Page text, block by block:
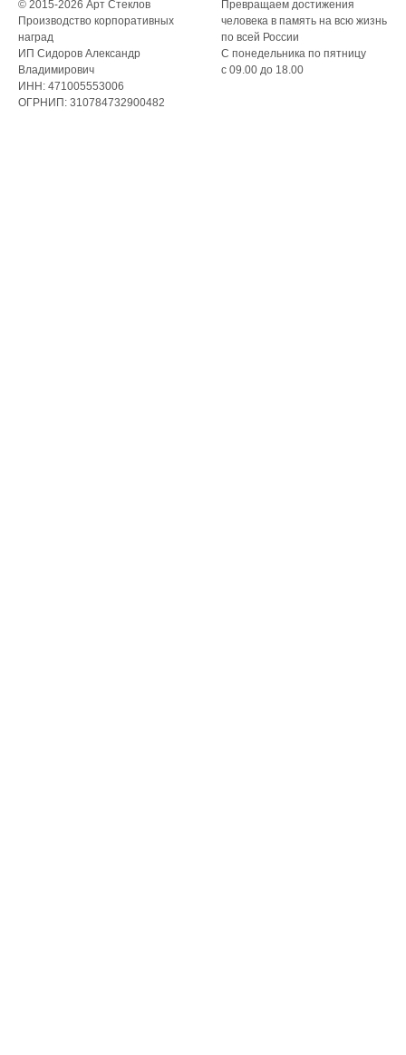
© 2015-2026 Арт Стеклов
Производство корпоративных
наград
ИП Сидоров Александр
Владимирович
ИНН: 471005553006
ОГРНИП: 310784732900482
Превращаем достижения
человека в память на всю жизнь
по всей России
С понедельника по пятницу
с 09.00 до 18.00